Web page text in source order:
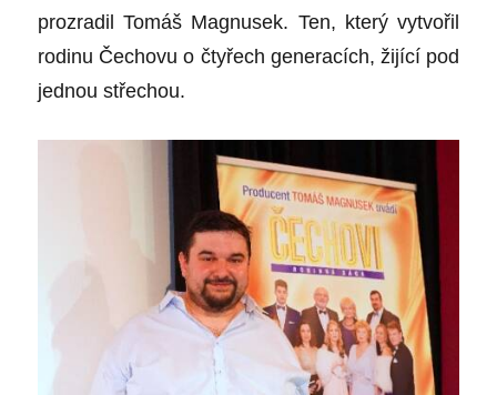
prozradil Tomáš Magnusek. Ten, který vytvořil
rodinu Čechovu o čtyřech generacích, žijící pod
jednou střechou.